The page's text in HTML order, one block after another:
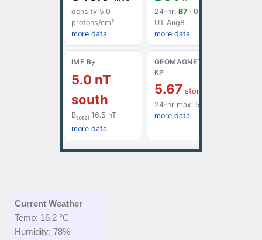
Current Weather
Temp: 16.2 °C
Humidity: 78%